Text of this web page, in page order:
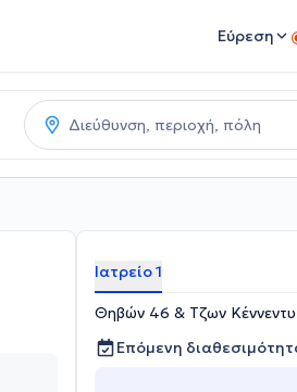
Εύρεση
Ιατρείο 1
Θηβών 46 & Τζων Κέννεντυ
Επόμενη